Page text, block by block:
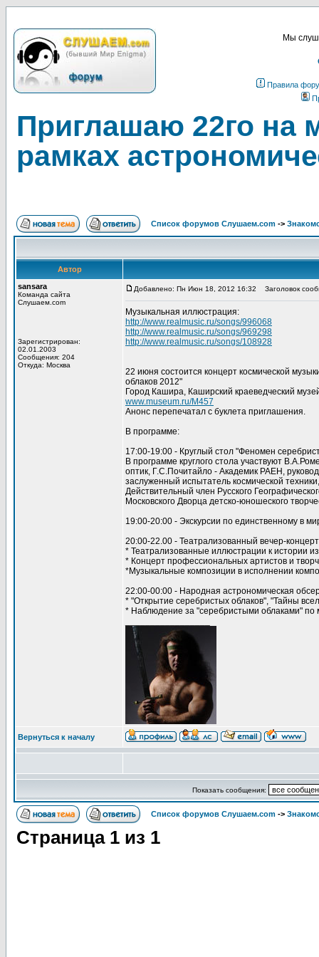
Мы
Правила
Приглашаю 22го на
рамках
Список форумов Слушаем.com ->
Автор
sansara
Команда сайта
Слушаем.com
Зарегистрирован:
02.01.2003
Сообщения: 204
Откуда: Москва
Добавлено: Пн Июн 18, 2012 16:32 Заголовок
Музыкальная иллюстрация:
http://www.realmusic.ru/songs/996068
http://www.realmusic.ru/songs/969298
http://www.realmusic.ru/songs/108928
22 июня состоится концерт космической
облаков 2012"
Город Кашира, Каширский краеведческий
www.museum.ru/M457
Анонс перепечатал с буклета приглашения.
В программе:
17:00-19:00 - Круглый стол "Феномен
В программе круглого стола участвуют
оптик, Г.С.Почитайло - Академик РАЕН,
заслуженный испытатель космической
Действительный член Русского
Московского Дворца детско-юношеского
19:00-20:00 - Экскурсии по единственному в
20:00-22.00 - Театрализованный вечер-
* Театрализованные иллюстрации к истории
* Концерт профессиональных артистов и
*Музыкальные композиции в исполнении
22:00-00:00 - Народная астрономическая
* "Открытие серебристых облаков", "Тайны
* Наблюдение за "серебристыми облаками"
Вернуться к началу
Показать сообщения:
Список форумов Слушаем.com ->
Страница 1 из 1